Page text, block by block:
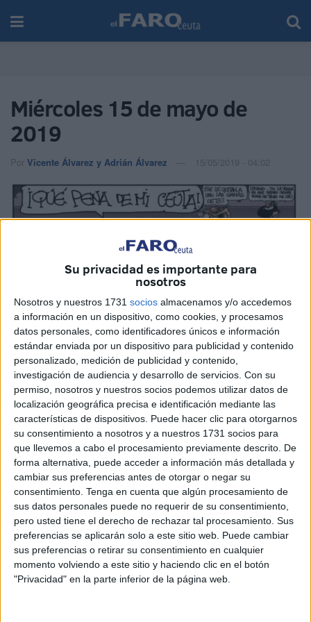
Su privacidad es importante para
nosotros
Nosotros y nuestros 1731 socios almacenamos y/o accedemos
a información en un dispositivo, como cookies, y procesamos
datos personales, como identificadores únicos e información
estándar enviada por un dispositivo para publicidad y contenido
personalizado, medición de publicidad y contenido,
investigación de audiencia y desarrollo de servicios. Con su
permiso, nosotros y nuestros socios podemos utilizar datos de
localización geográfica precisa e identificación mediante las
características de dispositivos. Puede hacer clic para otorgarnos
su consentimiento a nosotros y a nuestros 1731 socios para
que llevemos a cabo el procesamiento previamente descrito. De
forma alternativa, puede acceder a información más detallada y
cambiar sus preferencias antes de otorgar o negar su
consentimiento. Tenga en cuenta que algún procesamiento de
sus datos personales puede no requerir de su consentimiento,
pero usted tiene el derecho de rechazar tal procesamiento. Sus
preferencias se aplicarán solo a este sitio web. Puede cambiar
sus preferencias o retirar su consentimiento en cualquier
momento volviendo a este sitio y haciendo clic en el botón
"Privacidad" en la parte inferior de la página web.
Miércoles 15 de mayo de
2019
Por Vicente Álvarez y Adrián Álvarez 15/05/2019 - 04:02
RelatedPosts
La Estación del Ferrocarril estalla:
"Vivimos con miedo y la policía no
aparece"
HACE 5 MINUTOS
Cruz Roja abastece a cientos de
inmigrantes con alimento y asistencia
médica
HACE 23 MINUTOS
Vivas traslada al Rey la "situación
crítica" de Ceuta y reclama recuperar la
normalidad tras la crisis fronteriza
HACE 1 HORA